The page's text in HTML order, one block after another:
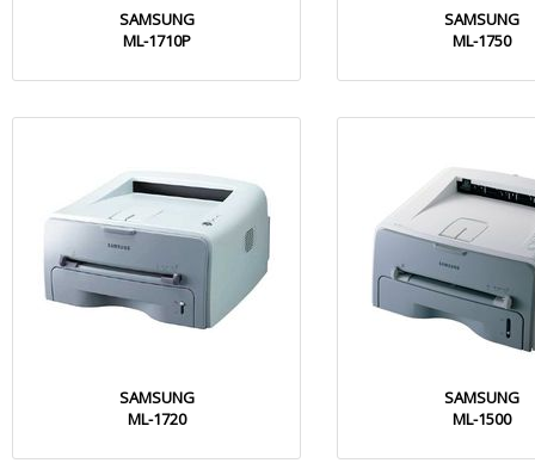
SAMSUNG
ML-1710P
SAMSUNG
ML-1750
SAMSUNG
ML-1720
SAMSUNG
ML-1500